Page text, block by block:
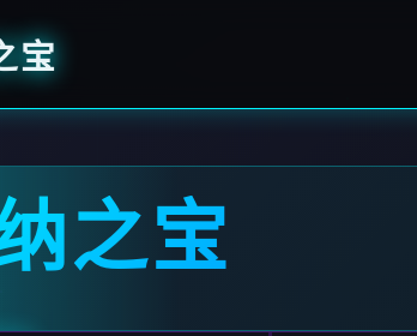
宝
之宝